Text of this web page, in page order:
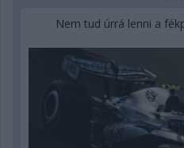
Nem tud úrrá lenni a